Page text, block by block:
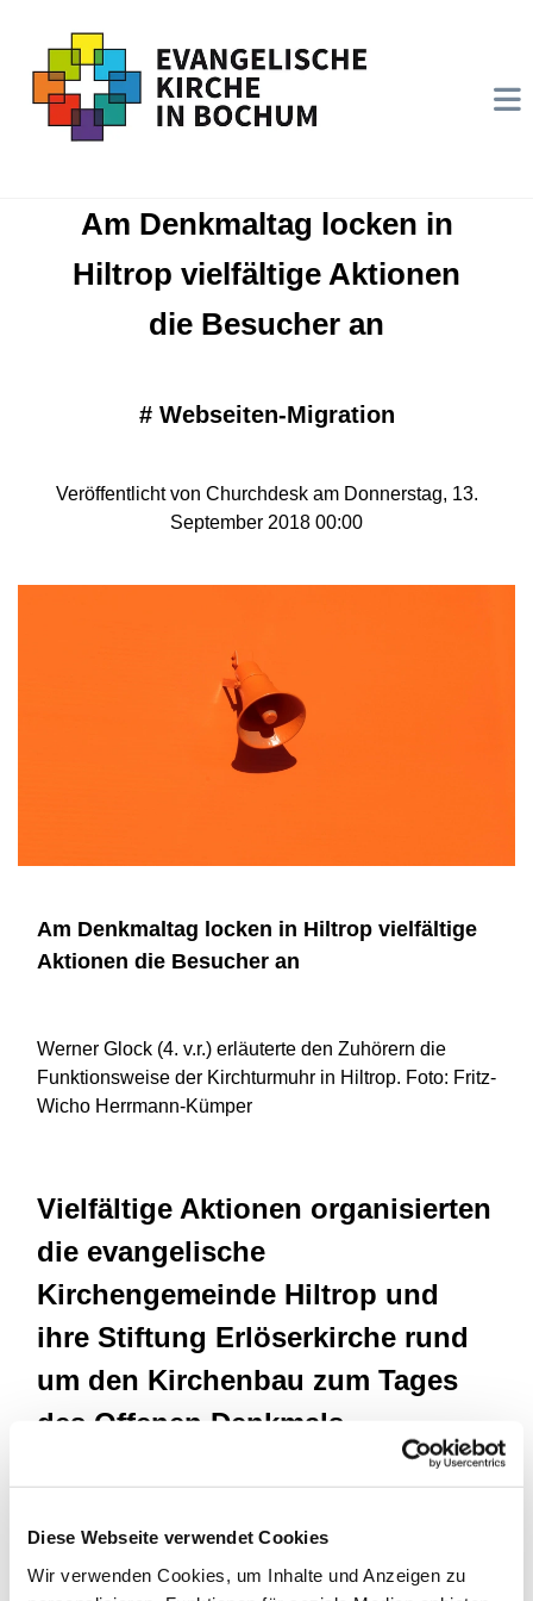
Diese Webseite verwendet Cookies
Wir verwenden Cookies, um Inhalte und Anzeigen zu
Am Denkmaltag locken in
Hiltrop vielfältige Aktionen
die Besucher an
# Webseiten-Migration
Veröffentlicht von Churchdesk am Donnerstag, 13.
September 2018 00:00
Am Denkmaltag locken in Hiltrop vielfältige
Aktionen die Besucher an
Werner Glock (4. v.r.) erläuterte den Zuhörern die
Funktionsweise der Kirchturmuhr in Hiltrop. Foto: Fritz-
Wicho Herrmann-Kümper
Vielfältige Aktionen organisierten
die evangelische
Kirchengemeinde Hiltrop und
ihre Stiftung Erlöserkirche rund
um den Kirchenbau zum Tages
des Offenen Denkmals.
Über 100 Besucher kamen, bestiegen den Turm,
Konzerten zu und nutzen das Café.
Als besonderer Besuchermagnet erwies sich die